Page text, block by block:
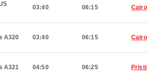
03:40 06:15 Cairo
A320 03:40 06:15 Cairo
A321 04:50 06:25